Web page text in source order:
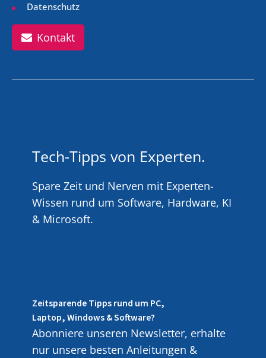
Datenschutz
Kontakt
Tech-Tipps von Experten.
Spare Zeit und Nerven mit Experten-
Wissen rund um Software, Hardware, KI
& Microsoft.
Zeitsparende Tipps rund um PC,
Laptop, Windows & Software?
Abonniere unseren Newsletter, erhalte
nur unsere besten Anleitungen &